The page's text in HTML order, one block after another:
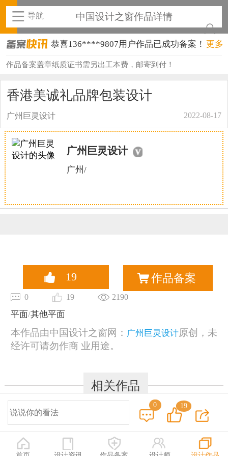
导航 中国设计之窗作品详情
恭喜136****9807用户作品已成功备案！
恭喜159****4930用户作品已成功备案！
恭喜159****4201用户作品已成功备案！
恭喜133****6466用户作品已成功备案！
恭喜131****1475用户作品已成功备案！
恭喜138****8638用户作品已成功备案！
更多
作品备案盖章纸质证书需另出工本费，邮寄到付！
香港美诚礼品牌包装设计
广州巨灵设计 2022-08-17
广州巨灵设计
广州/
19 作品备案
0 19
2190
平面/其他平面
本作品由中国设计之窗网： 广州巨灵设计原创，未
经许可请勿作商 业用途。
相关作品
0 19
© 2014-2025 中国设计之窗 www.333cn.com 版权所有
深圳市中设网络科技有限公司(深圳设计之窗文化发展有限公司)
地址：深圳龙华区布龙路4号127陈设艺术设计产业园A栋203-206